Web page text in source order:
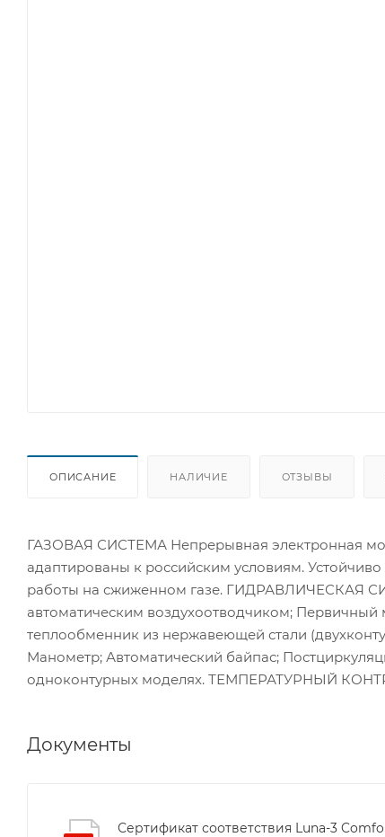
ОПИСАНИЕ НАЛИЧИЕ ОТЗЫВЫ
ГАЗОВАЯ СИСТЕМА Непрерывная электронная
адаптированы к российским условиям.
работы на сжиженном газе. ГИДРАВЛИЧЕСКАЯ
автоматическим воздухоотводчиком;
теплообменник из нержавеющей стали
Манометр; Автоматический байпас;
одноконтурных моделях. ТЕМПЕРАТУРНЫЙ
Документы
Сертификат соответствия Luna-3